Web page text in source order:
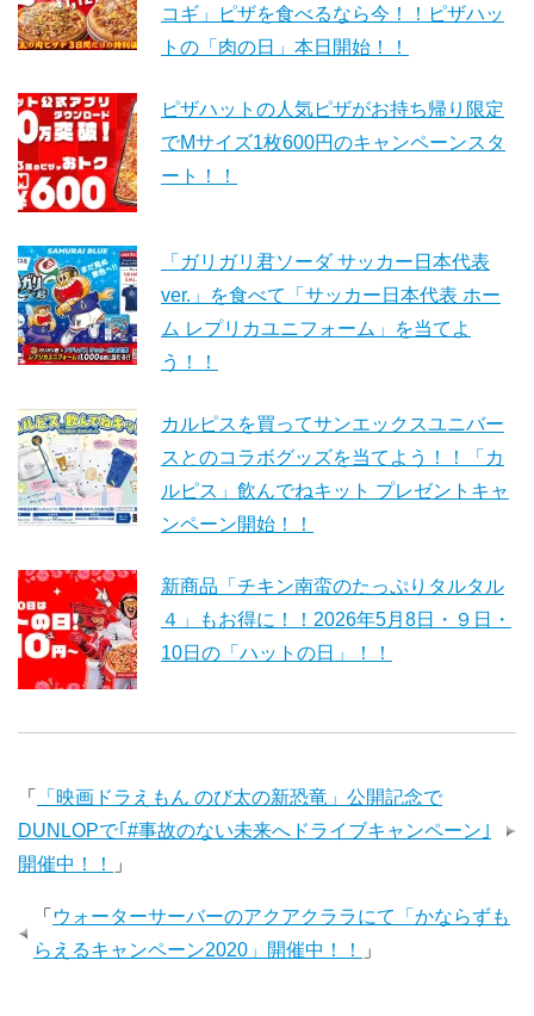
コギ」ピザを食べるなら今！！ピザハッ
トの「肉の日」本日開始！！
ピザハットの人気ピザがお持ち帰り限定
でMサイズ1枚600円のキャンペーンスタ
ート！！
「ガリガリ君ソーダ サッカー日本代表
ver.」を食べて「サッカー日本代表 ホー
ム レプリカユニフォーム」を当てよ
う！！
カルピスを買ってサンエックスユニバー
スとのコラボグッズを当てよう！！「カ
ルピス」飲んでねキット プレゼントキャ
ンペーン開始！！
新商品「チキン南蛮のたっぷりタルタル
４」もお得に！！2026年5月8日・９日・
10日の「ハットの日」！！
「
「映画ドラえもん のび太の新恐竜」公開記念で
DUNLOPで｢#事故のない未来へドライブキャンペーン｣
開催中！！
」
「 ウォーターサーバーのアクアクララにて「かならずも
らえるキャンペーン2020」開催中！！
」